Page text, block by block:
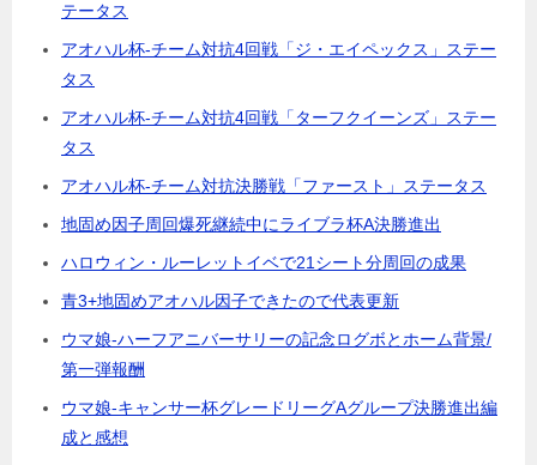
テータス
アオハル杯-チーム対抗4回戦「ジ・エイペックス」ステー
タス
アオハル杯-チーム対抗4回戦「ターフクイーンズ」ステー
タス
アオハル杯-チーム対抗決勝戦「ファースト」ステータス
地固め因子周回爆死継続中にライブラ杯A決勝進出
ハロウィン・ルーレットイベで21シート分周回の成果
青3+地固めアオハル因子できたので代表更新
ウマ娘-ハーフアニバーサリーの記念ログボとホーム背景/
第一弾報酬
ウマ娘-キャンサー杯グレードリーグAグループ決勝進出編
成と感想